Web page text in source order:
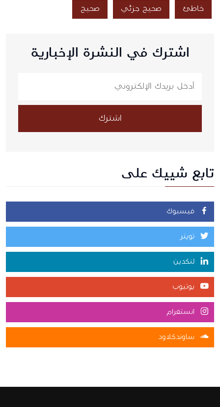
خاطئ صحيح جزئي صحيح
اشترك في النشرة الإخبارية
اشترك
تابع شييك على
فيسبوك
تويتر
لنكدين
يوتيوب
انستغرام
ساوندكلاود